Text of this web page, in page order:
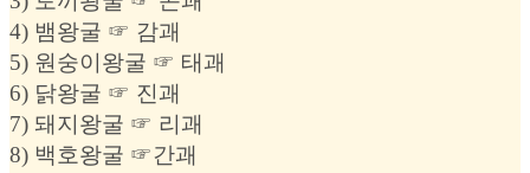
4) 뱀왕굴 ☞ 감괘
5) 원숭이왕굴 ☞ 태괘
6) 닭왕굴 ☞ 진괘
7) 돼지왕굴 ☞ 리괘
8) 백호왕굴 ☞간괘